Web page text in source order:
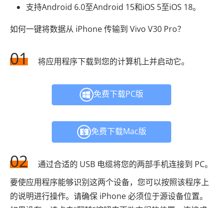
支持Android 6.0至Android 15和iOS 5至iOS 18。
如何一键将数据从 iPhone 传输到 Vivo V30 Pro？
01 将应用程序下载到您的计算机上并启动它。
免费下载PC版
免费下载Mac版
02
通过合适的 USB 电缆将您的两部手机连接到 PC。
要使应用程序能够识别这两个设备，您可以按照该程序上
的说明进行操作。请确保 iPhone 必须位于源设备位置。